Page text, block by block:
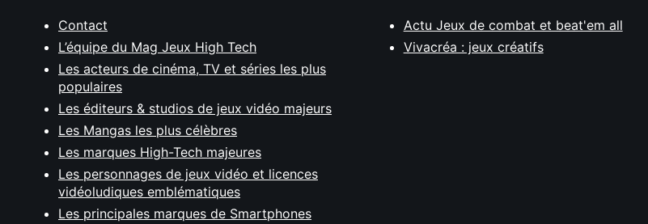
Contact
L’équipe du Mag Jeux High Tech
Les acteurs de cinéma, TV et séries les plus
populaires
Les éditeurs & studios de jeux vidéo majeurs
Les Mangas les plus célèbres
Les marques High-Tech majeures
Les personnages de jeux vidéo et licences
vidéoludiques emblématiques
Les principales marques de Smartphones
Actu Jeux de combat et beat'em all
Vivacréa : jeux créatifs